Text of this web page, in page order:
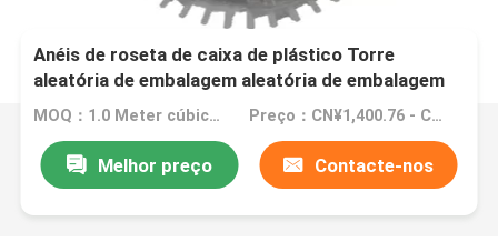
Anéis de roseta de caixa de plástico Torre
aleatória de embalagem aleatória de embalagem
Anel de roseta de caixa de plástico para esfregar
MOQ：1.0 Meter cúbico/Meter cúbico (Ordem mínima) Preço：CN¥1,400.76 - CN¥2,311.26
Melhor preço Contacte-nos